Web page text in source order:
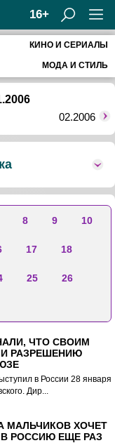
КИНО И СЕРИАЛЫ
МОДА И СТИЛЬ
02.2006
8 9 10
17 18
25 26
ЧТО СВОИМ
РАЗРЕШЕНИЮ
в России 28 января
Дир...
МАЛЬЧИКОВ ХОЧЕТ
РОССИЮ ЕЩЕ РАЗ
16+